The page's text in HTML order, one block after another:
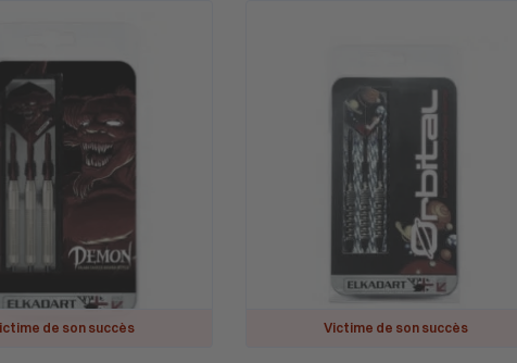
de son succès Victime de son succès